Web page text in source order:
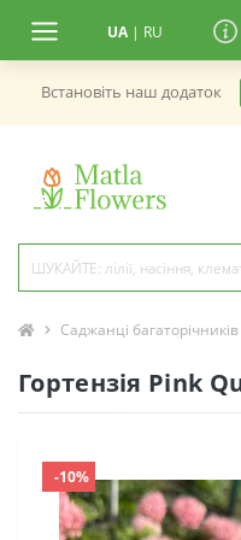
UA | RU
Встановiть наш додаток
Саджанці багаторічників
Гортензія Pink
-10%